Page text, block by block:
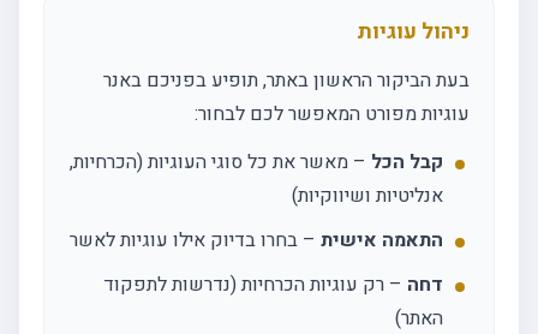
ניהול עוגיות
בעת הביקור הראשון באתר, תופיע בפניכם באנר
עוגיות מפורט המאפשר לכם לבחור:
קבל הכל – מאשר את כל סוגי העוגיות (הכרחיות,
אנליטיות ושיווקיות)
התאמה אישית – בחרו בדיוק אילו עוגיות לאשר
דחה – רק עוגיות הכרחיות (נדרשות לתפקוד
האתר)